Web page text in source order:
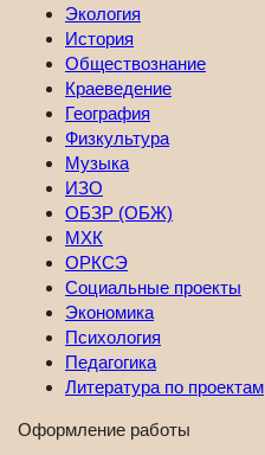
Экология
История
Обществознание
Краеведение
География
Физкультура
Музыка
ИЗО
ОБЗР (ОБЖ)
МХК
ОРКСЭ
Социальные проекты
Экономика
Психология
Педагогика
Литература по проектам
Оформление работы